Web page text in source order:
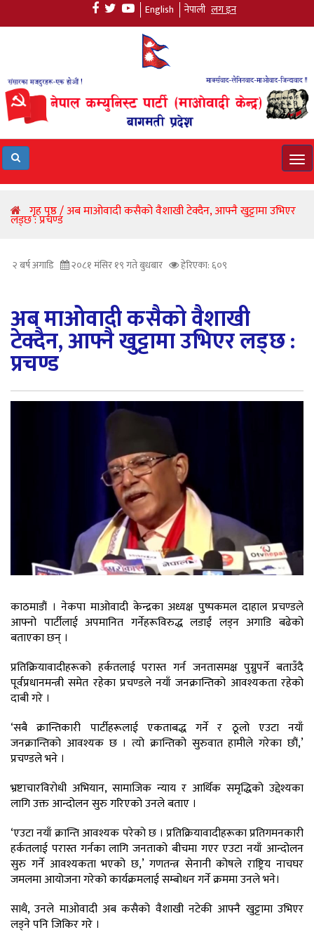
English नेपाली लग इन
गृह पृष्ठ / अब माओवादी कसैको वैशाखी टेक्दैन, आफ्नै खुट्टामा उभिएर
लड्छ : प्रचण्ड
२ बर्ष अगाडि २०८१ मंसिर १९ गते बुधबार हेरिएका: ६०९
अब माओवादी कसैको वैशाखी
टेक्दैन, आफ्नै खुट्टामा उभिएर लड्छ :
प्रचण्ड
काठमाडौं । नेकपा माओवादी केन्द्रका अध्यक्ष पुष्पकमल दाहाल प्रचण्डले
आफ्नो पार्टीलाई अपमानित गर्नेहरूविरुद्ध लडाईं लड्न अगाडि बढेको
बताएका छन् ।
प्रतिक्रियावादीहरूको हर्कतलाई परास्त गर्न जनतासमक्ष पुग्नुपर्ने बताउँदै
पूर्वप्रधानमन्त्री समेत रहेका प्रचण्डले नयाँ जनक्रान्तिको आवश्यकता रहेको
दाबी गरे ।
‘सबै क्रान्तिकारी पार्टीहरूलाई एकताबद्ध गर्ने र ठूलो एउटा नयाँ
जनक्रान्तिको आवश्यक छ । त्यो क्रान्तिको सुरुवात हामीले गरेका छौं,’
प्रचण्डले भने ।
भ्रष्टाचारविरोधी अभियान, सामाजिक न्याय र आर्थिक समृद्धिको उद्देश्यका
लागि उक्त आन्दोलन सुरु गरिएको उनले बताए ।
‘एउटा नयाँ क्रान्ति आवश्यक परेको छ । प्रतिक्रियावादीहरूका प्रतिगमनकारी
हर्कतलाई परास्त गर्नका लागि जनताको बीचमा गएर एउटा नयाँ आन्दोलन
सुरु गर्ने आवश्यकता भएको छ,’ गणतन्त्र सेनानी कोषले राष्ट्रिय नाचघर
जमलमा आयोजना गरेको कार्यक्रमलाई सम्बोधन गर्ने क्रममा उनले भने।
साथै, उनले माओवादी अब कसैको वैशाखी नटेकी आफ्नै खुट्टामा उभिएर
लड्ने पनि जिकिर गरे ।